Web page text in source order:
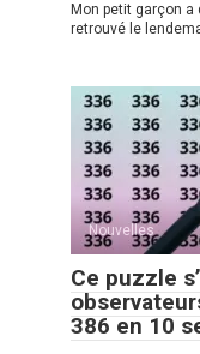
Mon petit garçon a
retrouvé le
Nouvelles
Ce puzzle
386 en 10